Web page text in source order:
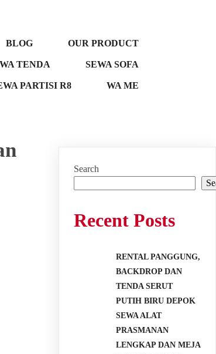
BLOG OUR PRODUCT
TENDA SEWA SOFA
PARTISI R8 WA ME
Search
Recent Posts
RENTAL PANGGUNG,
BACKDROP DAN
TENDA SERUT
PUTIH BIRU DEPOK
SEWA ALAT
PRASMANAN
LENGKAP DAN MEJA